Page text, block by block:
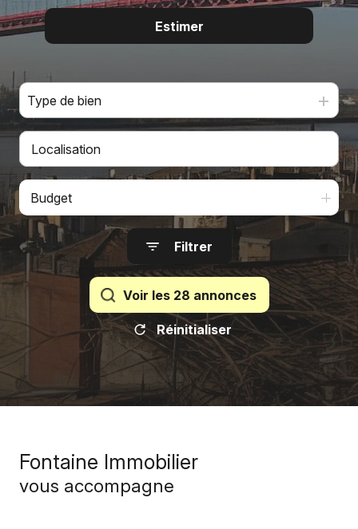
contacter
Immobilier
Le Mans
Estimer
Type de bien
Budget
Filtrer
Voir les 28 annonces
Réinitialiser
Fontaine Immobilier
vous accompagne